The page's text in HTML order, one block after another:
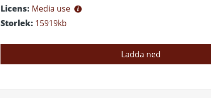
Licens: Media use
Storlek: 15919kb
Ladda ned